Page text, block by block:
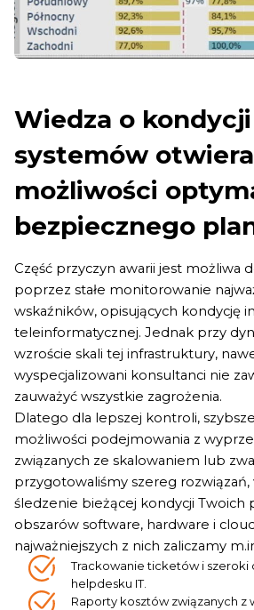
Wiedza o kondycji
systemów
możliwości
bezpiecznego
Część przyczyn awarii jest możliwa
poprzez stałe monitorowanie
wskaźników, opisujących kondycję
teleinformatycznej. Jednak przy
wzroście skali tej infrastruktury,
wyspecjalizowani konsultanci nie
zauważyć wszystkie zagrożenia.
Dlatego dla lepszej kontroli,
możliwości podejmowania z
związanych ze skalowaniem lub
przygotowaliśmy szereg rozwiązań,
śledzenie bieżącej kondycji Twoich
obszarów software, hardware i
najważniejszych z nich zaliczamy
Trackowanie ticketów i szeroki
helpdesku IT.
Raporty kosztów związanych z